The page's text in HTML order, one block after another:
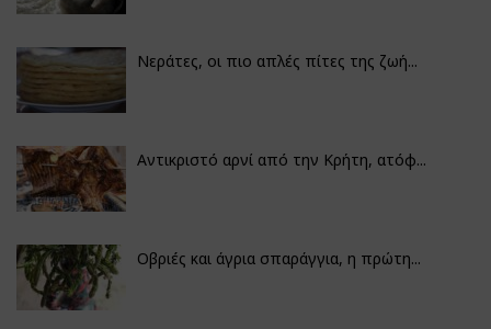
Νεράτες, οι πιο απλές πίτες της ζωή...
Αντικριστό αρνί από την Κρήτη, ατόφ...
Οβριές και άγρια σπαράγγια, η πρώτη...